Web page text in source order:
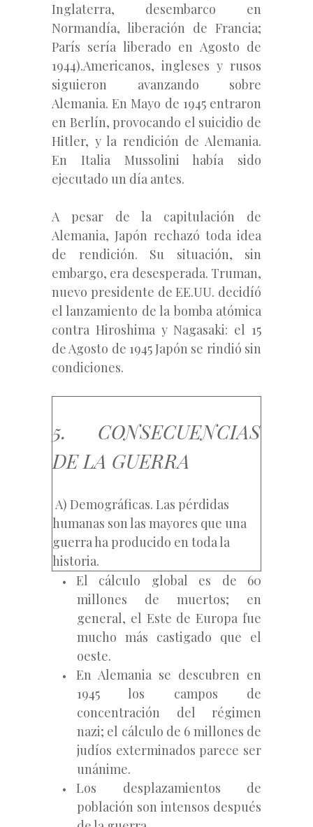
Inglaterra, desembarco en
Normandía, liberación de Francia;
París sería liberado en Agosto de
1944).Americanos, ingleses y rusos
siguieron avanzando sobre
Alemania. En Mayo de 1945 entraron
en Berlín, provocando el suicidio de
Hitler, y la rendición de Alemania.
En Italia Mussolini había sido
ejecutado un día antes.
A pesar de la capitulación de
Alemania, Japón rechazó toda idea
de rendición. Su situación, sin
embargo, era desesperada. Truman,
nuevo presidente de EE.UU. decidíó
el lanzamiento de la bomba atómica
contra Hiroshima y Nagasaki: el 15
de Agosto de 1945 Japón se rindió sin
condiciones.
5. CONSECUENCIAS
DE LA GUERRA
A) Demográficas. Las pérdidas
humanas son las mayores que una
guerra ha producido en toda la
historia.
El cálculo global es de 60
millones de muertos; en
general, el Este de Europa fue
mucho más castigado que el
oeste.
En Alemania se descubren en
1945 los campos de
concentración del régimen
nazi; el cálculo de 6 millones de
judíos exterminados parece ser
unánime.
Los desplazamientos de
población son intensos después